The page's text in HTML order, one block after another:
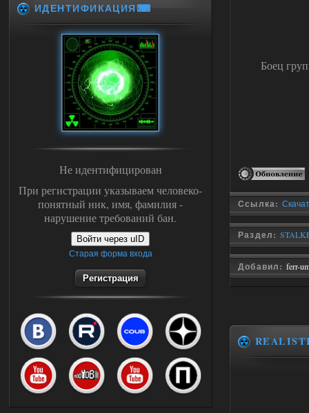
Боец
Ссылка:
Раздел:
Добавил: ferr-
ИДЕНТИФИКАЦИЯ⌨
Не идентифицирован
При регистрации указываем человеко-
понятный ник, имя, фамилия -
нарушение требований бан.
Войти через uID
Старая форма входа
Регистрация